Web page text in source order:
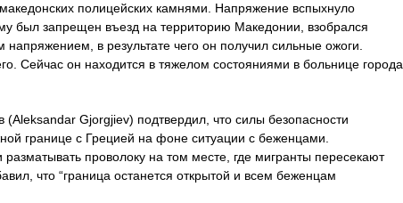
полицейских камнями. Напряжение вспыхнуло
был запрещен въезд на территорию Македонии, взобрался
в результате чего он получил сильные ожоги.
Сейчас он находится в тяжелом состояниями в больнице города
Gjorgjiev) подтвердил, что силы безопасности
границе с Грецией на фоне ситуации с беженцами.
проволоку на том месте, где мигранты пересекают
что “граница останется открытой и всем беженцам